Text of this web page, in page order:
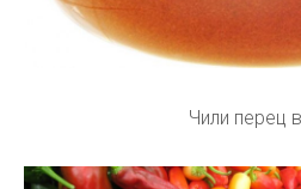
Чили перец